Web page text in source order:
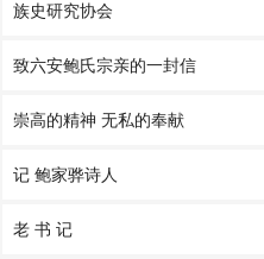
族史研究协会
致六安鲍氏宗亲的一封信
崇高的精神 无私的奉献
记 鲍家骅诗人
老 书 记